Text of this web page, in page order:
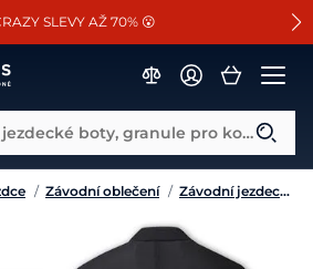
13% na vše od Cassini!
SLEVY AŽ 70% 😮
k vybraným sedlům ZDARMA 🐴
Co hledáte? Např. jezdecké boty, granule pro koně...
/ Závodní oblečení / Závodní jezdecká saka